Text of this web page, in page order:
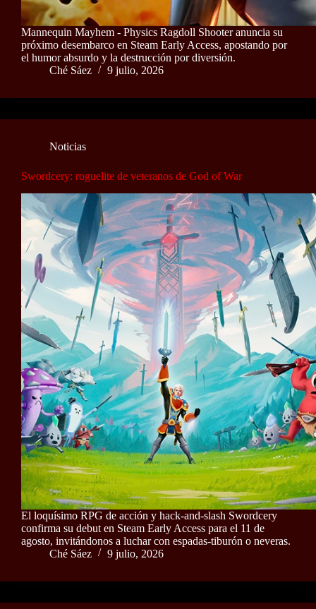
Mannequin Mayhem - Physics Ragdoll Shooter anuncia su
próximo desembarco en Steam Early Access, apostando por
el humor absurdo y la destrucción por diversión.
Ché Sáez
9 julio, 2026
Noticias
Swordcery: roguelite de veteranos de God of War
El loquísimo RPG de acción y hack-and-slash Swordcery
confirma su debut en Steam Early Access para el 11 de
agosto, invitándonos a luchar con espadas-tiburón o neveras.
Ché Sáez
9 julio, 2026